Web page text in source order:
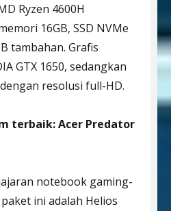
Ryzen 4600H
16GB, SSD NVMe
tambahan. Grafis
GTX 1650, sedangkan
resolusi full-HD.
terbaik: Acer Predator
notebook gaming-
ini adalah Helios